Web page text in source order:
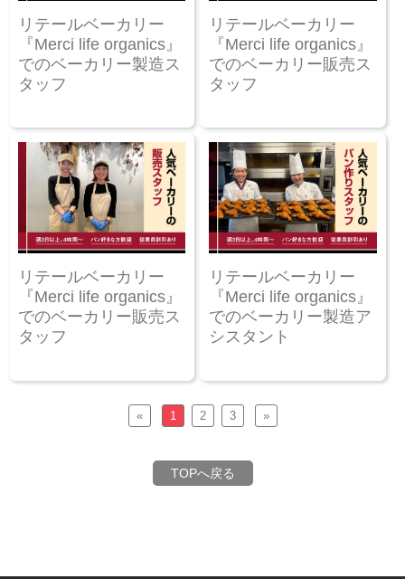
リテールベーカリー
『Merci life organics』
でのベーカリー製造ス
タッフ
リテールベーカリー
『Merci life organics』
でのベーカリー販売ス
タッフ
リテールベーカリー
『Merci life organics』
でのベーカリー販売ス
タッフ
リテールベーカリー
『Merci life organics』
でのベーカリー製造ア
シスタント
« 1 2 3 »
TOPへ戻る